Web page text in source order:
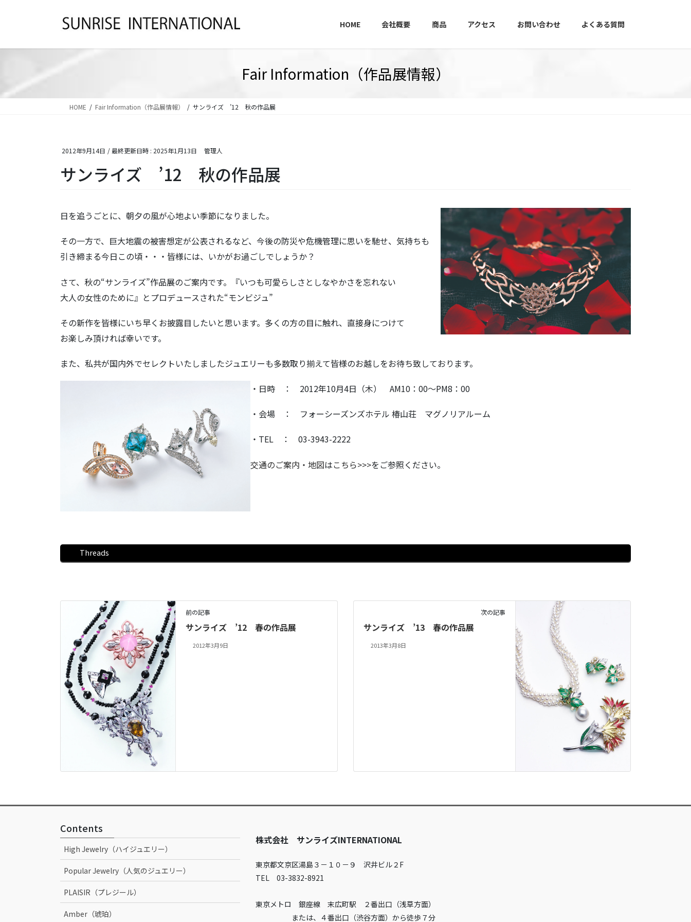
キ
に
HOME 会社概要 商品 アクセス お問い合わせ よくある質問
Fair Information（作品展情報）
HOME Fair Information（作品展情報） サンライズ ’12 秋の作品展
2012年9月14日 / 最終更新日時 : 2025年1月13日 管理人
サンライズ ’12 秋の作品展
日を追うごとに、朝夕の風が心地よい季節になりました。
その一方で、巨大地震の被害想定が公表されるなど、今後の防災や危機管理に思いを馳せ、気持ちも
引き締まる今日この頃・・・皆様には、いかがお過ごしでしょうか？
さて、秋の“サンライズ”作品展のご案内です。『いつも可愛らしさとしなやかさを忘れない
大人の女性のために』とプロデュースされた“モンビジュ”
その新作を皆様にいち早くお披露目したいと思います。多くの方の目に触れ、直接身につけて
お楽しみ頂ければ幸いです。
また、私共が国内外でセレクトいたしましたジュエリーも多数取り揃えて皆様のお越しをお待ち致しております。
・日時 ： 2012年10月4日（木） AM10：00～PM8：00
・会場 ： フォーシーズンズホテル 椿山荘 マグノリアルーム
・TEL ： 03-3943-2222
交通のご案内・地図はこちら>>>をご参照ください。
Threads
前の記事
サンライズ ’12 春の作品展
2012年3月9日
次の記事
サンライズ ’13 春の作品展
2013年3月8日
Contents
High Jewelry（ハイジュエリー）
Popular Jewelry（人気のジュエリー）
PLAISIR（プレジール）
Amber（琥珀）
株式会社 サンライズINTERNATIONAL
東京都文京区湯島３－１０－９ 沢井ビル２F
TEL 03-3832-8921
東京メトロ 銀座線 末広町駅 ２番出口（浅草方面）
または、４番出口（渋谷方面）から徒歩７分